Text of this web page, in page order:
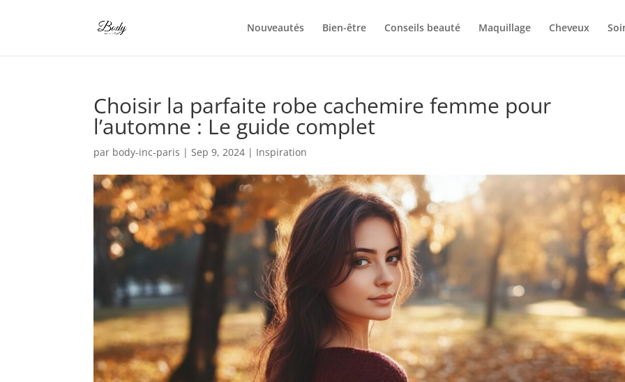
Nouveautés Bien-être Conseils beauté Maquillage Cheveux
Choisir la parfaite robe cachemire femme pour
l’automne : Le guide complet
par body-inc-paris |Sep 9, 2024 | Inspiration